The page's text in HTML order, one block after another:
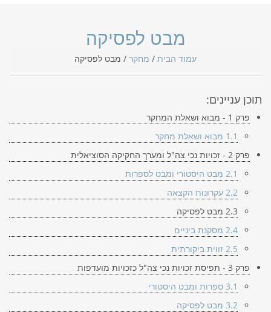
g
o
מבט לפסיקה
עמוד הבית / מחקר / מבט לפסיקה
תוכן עניינים:
פרק 1 - מבוא ושאלת המחקר
1.1 מבוא ושאלת מחקר
פרק 2 - זכויות נכי צה"ל ומערך החקיקה הסוציאלית
2.1 מבט היסטורי ומבט לספרות
2.2 עקרונות הקצאה
2.3 מבט לפסיקה
2.4 מסקנת ביניים
2.5 זווית ביקורתית
פרק 3 - תפיסת זכויות נכי צה"ל כזכויות מועדפות
3.1 ספרות ומבט היסטורי
3.2 מבט לפסיקה